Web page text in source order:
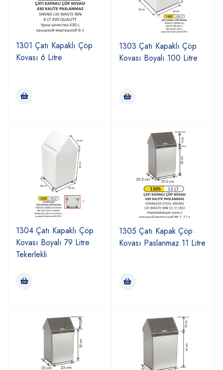
1301 Çatı Kapaklı Çöp
Kovası 6 Litre
1303 Çatı Kapaklı Çöp
Kovası Boyalı 100 Litre
1304 Çatı Kapaklı Çöp
Kovası Boyalı 79 Litre
Tekerlekli
1305 Çatı Kapak Çöp
Kovası Paslanmaz 11 Litre